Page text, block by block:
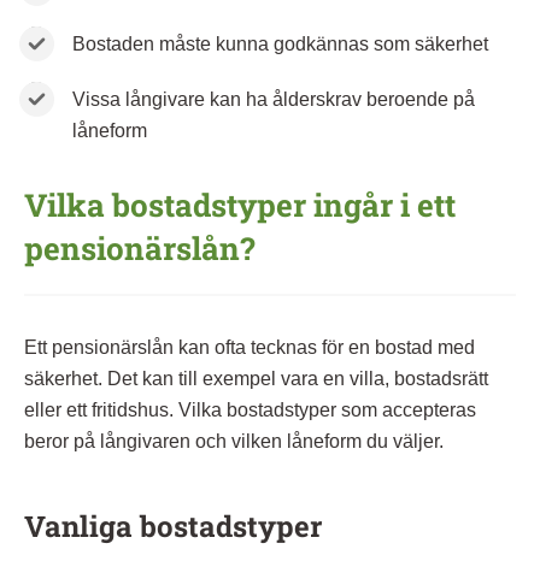
Bostaden måste kunna godkännas som säkerhet
Vissa långivare kan ha ålderskrav beroende på
låneform
Vilka bostadstyper ingår i ett
pensionärslån?
Ett pensionärslån kan ofta tecknas för en bostad med
säkerhet. Det kan till exempel vara en villa, bostadsrätt
eller ett fritidshus. Vilka bostadstyper som accepteras
beror på långivaren och vilken låneform du väljer.
Vanliga bostadstyper